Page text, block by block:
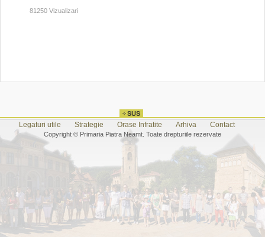
81250 Vizualizari
Legaturi utile Strategie Orase Infratite Arhiva Contact
Copyright © Primaria Piatra Neamt. Toate drepturiile rezervate